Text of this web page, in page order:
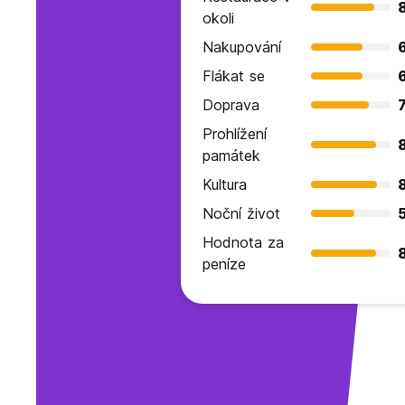
okoli
Nakupování
Flákat se
Doprava
Prohlížení
památek
Kultura
Noční život
Hodnota za
peníze